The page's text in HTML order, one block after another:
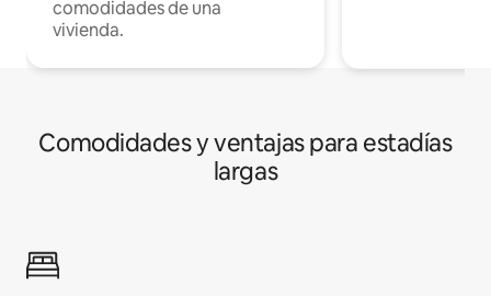
comodidades de una
vivienda.
Comodidades y ventajas para estadías
largas